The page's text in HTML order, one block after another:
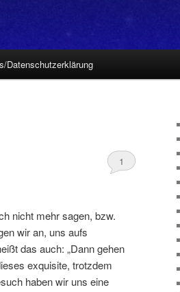
Datenschutzerklärung
1
nicht mehr sagen, bzw.
wir an, uns aufs
das auch: „Dann gehen
exquisite, trotzdem
haben wir uns eine